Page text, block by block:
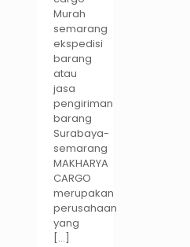
Murah
semarang
ekspedisi
barang
atau
jasa
pengiriman
barang
Surabaya-
semarang
MAKHARYA
CARGO
merupakan
perusahaan
yang
[…]